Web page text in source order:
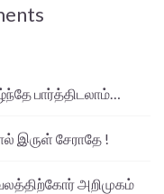
பார்த்திடலாம்…
இருள் சேராதே !
அறிமுகம்